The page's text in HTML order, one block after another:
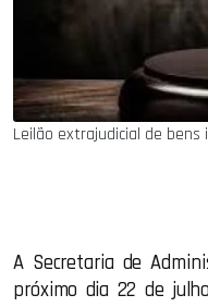
Leilão extrajudicial de bens
A Secretaria de
próximo dia 22 de